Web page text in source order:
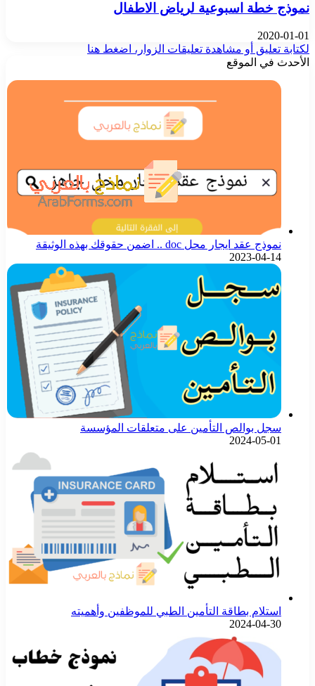
نموذج خطة اسبوعية لرياض الاطفال
2020-01-01
لكتابة تعليق أو مشاهدة تعليقات الزوار، اضغط هنا
الأحدث في الموقع
نموذج عقد ايجار محل doc .. اضمن حقوقك بهذه الوثيقة
2023-04-14
سجل بوالص التأمين على متعلقات المؤسسة
2024-05-01
استلام بطاقة التأمين الطبي للموظفين وأهميته
2024-04-30